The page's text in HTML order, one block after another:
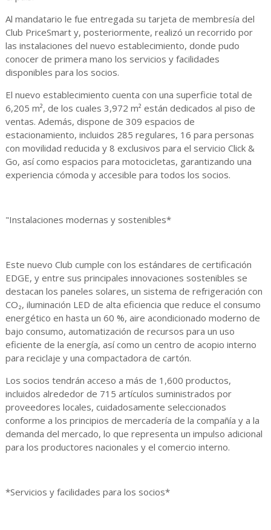
Al mandatario le fue entregada su tarjeta de membresía del
Club PriceSmart y, posteriormente, realizó un recorrido por
las instalaciones del nuevo establecimiento, donde pudo
conocer de primera mano los servicios y facilidades
disponibles para los socios.
El nuevo establecimiento cuenta con una superficie total de
6,205 m², de los cuales 3,972 m² están dedicados al piso de
ventas. Además, dispone de 309 espacios de
estacionamiento, incluidos 285 regulares, 16 para personas
con movilidad reducida y 8 exclusivos para el servicio Click &
Go, así como espacios para motocicletas, garantizando una
experiencia cómoda y accesible para todos los socios.
"Instalaciones modernas y sostenibles*
Este nuevo Club cumple con los estándares de certificación
EDGE, y entre sus principales innovaciones sostenibles se
destacan los paneles solares, un sistema de refrigeración con
CO₂, iluminación LED de alta eficiencia que reduce el consumo
energético en hasta un 60 %, aire acondicionado moderno de
bajo consumo, automatización de recursos para un uso
eficiente de la energía, así como un centro de acopio interno
para reciclaje y una compactadora de cartón.
Los socios tendrán acceso a más de 1,600 productos,
incluidos alrededor de 715 artículos suministrados por
proveedores locales, cuidadosamente seleccionados
conforme a los principios de mercadería de la compañía y a la
demanda del mercado, lo que representa un impulso adicional
para los productores nacionales y el comercio interno.
*Servicios y facilidades para los socios*